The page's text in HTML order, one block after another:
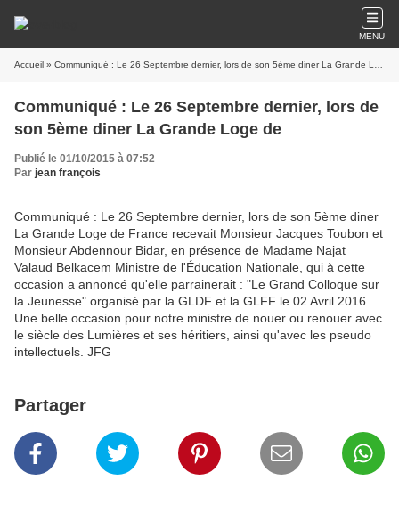
MENU
Accueil » Communiqué : Le 26 Septembre dernier, lors de son 5ème diner La Grande Loge de
Communiqué : Le 26 Septembre dernier, lors de
son 5ème diner La Grande Loge de
Publié le 01/10/2015 à 07:52
Par jean françois
Communiqué : Le 26 Septembre dernier, lors de son 5ème diner
La Grande Loge de France recevait Monsieur Jacques Toubon et
Monsieur Abdennour Bidar, en présence de Madame Najat
Valaud Belkacem Ministre de l'Éducation Nationale, qui à cette
occasion a annoncé qu'elle parrainerait : "Le Grand Colloque sur
la Jeunesse" organisé par la GLDF et la GLFF le 02 Avril 2016.
Une belle occasion pour notre ministre de nouer ou renouer avec
le siècle des Lumières et ses héritiers, ainsi qu'avec les pseudo
intellectuels. JFG
Partager